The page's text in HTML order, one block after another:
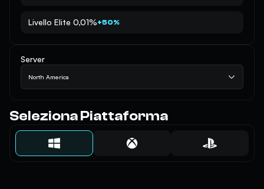
Livello Elite 0,01%+50%
Server
North America
Seleziona Piattaforma